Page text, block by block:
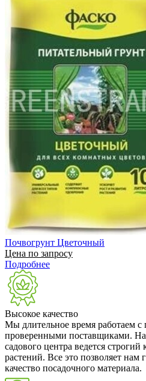
Почвогрунт Цветочный
Цена по запросу
Подробнее
Высокое качество
Мы длительное время работаем
проверенными поставщиками.
садового центра ведется строгий
растений. Все это позволяет нам
качество посадочного материала.